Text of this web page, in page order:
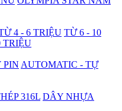
4 - 6 TRIỆU TỪ 6 - 10
TRIỆU
PIN AUTOMATIC - TỰ
316L DÂY NHỰA